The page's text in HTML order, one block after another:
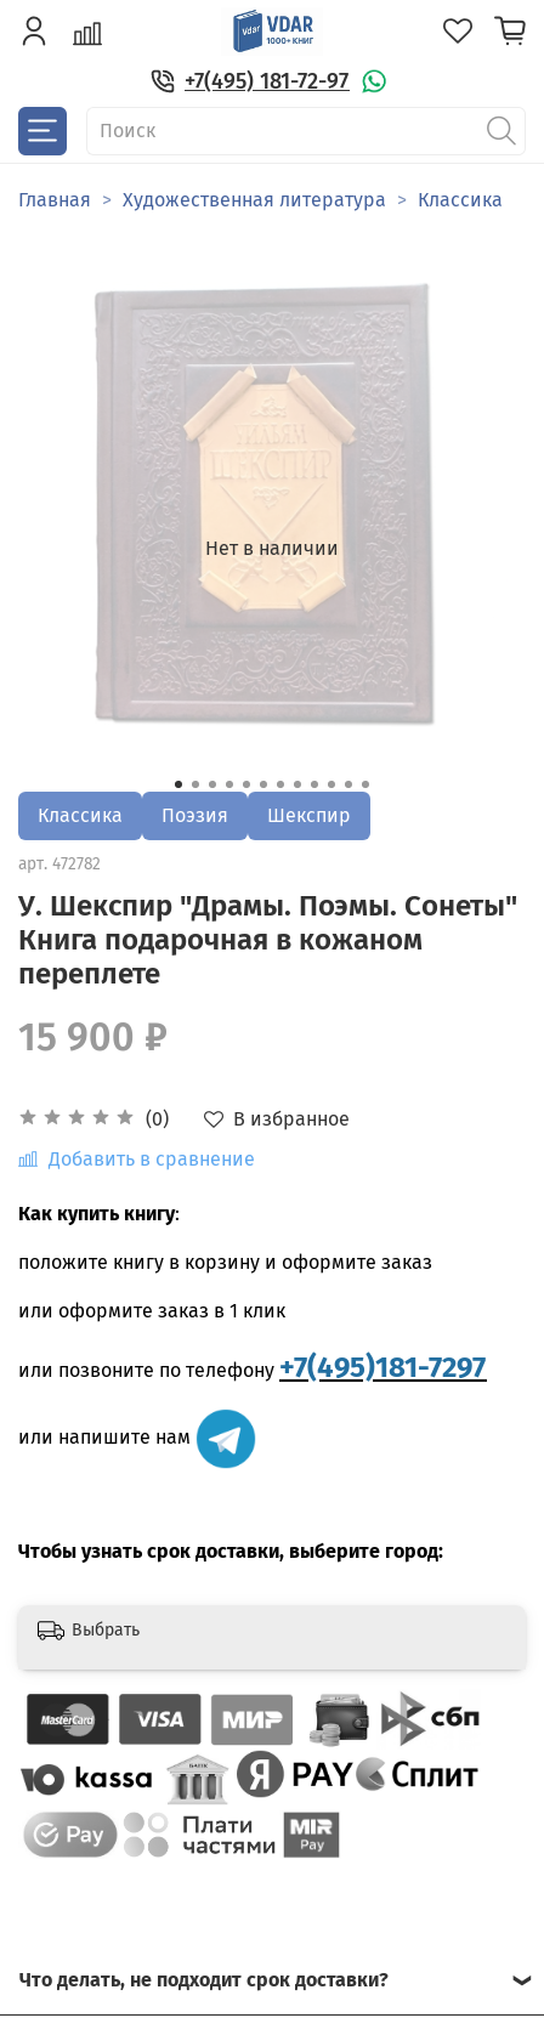
+7(495) 181-72-97
Главная Художественная литература Классика
Нет в наличии
Классика Поэзия Шекспир
арт. 472782
У. Шекспир "Драмы. Поэмы. Сонеты"
Книга подарочная в кожаном
переплете
(0)
В избранное
Добавить в сравнение
15 900 ₽
Как купить книгу:
положите книгу в корзину и оформите заказ
или оформите заказ в 1 клик
или позвоните по телефону +7(495)181-7297
или напишите нам
Чтобы узнать срок доставки, выберите город:
Выбрать